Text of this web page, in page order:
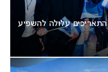
על התאריכים עלולה להשפיע